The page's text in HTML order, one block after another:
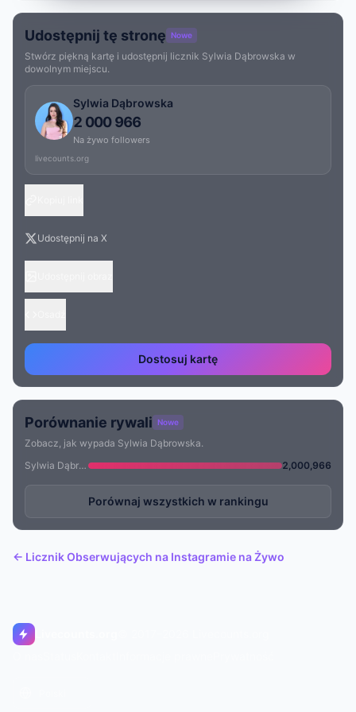
Udostępnij tę stronę Nowe
Stwórz piękną kartę i udostępnij licznik Sylwia Dąbrowska w
dowolnym miejscu.
Sylwia Dąbrowska
2 000 966
Na żywo followers
livecounts.org
Udostępnij na X
Dostosuj kartę
Porównanie rywali Nowe
Zobacz, jak wypada Sylwia Dąbrowska.
Sylwia Dąbrowska
2,000,966
Porównaj wszystkich w rankingu
← Licznik Obserwujących na Instagramie na Żywo